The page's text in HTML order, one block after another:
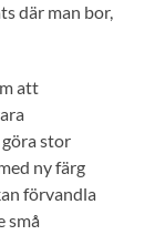
där man bor,
att
stor
ny färg
förvandla
små